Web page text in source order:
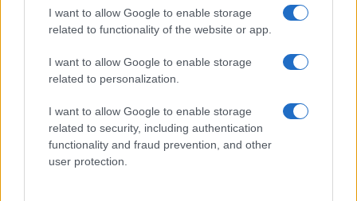
I want to allow Google to enable storage
related to functionality of the website or app.
I want to allow Google to enable storage
related to personalization.
I want to allow Google to enable storage
related to security, including authentication
functionality and fraud prevention, and other
user protection.
l’affetto dei fan.
deciso di chiarire la situazione
, rispondendo con
separazione . Ha scritto suInstagram
Finita con Helena? Quanto mi diverto.